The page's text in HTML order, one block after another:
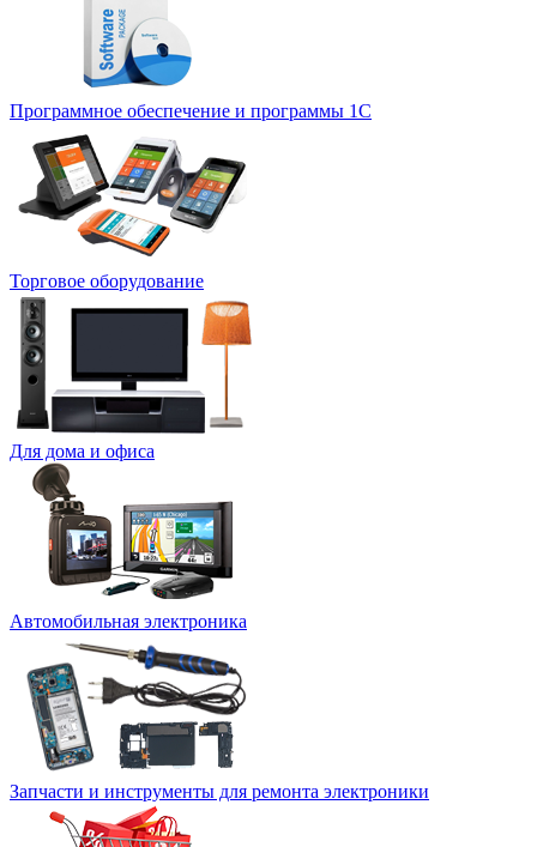
Программное обеспечение и программы 1С
Торговое оборудование
Для дома и офиса
Автомобильная электроника
Запчасти и инструменты для ремонта электроники